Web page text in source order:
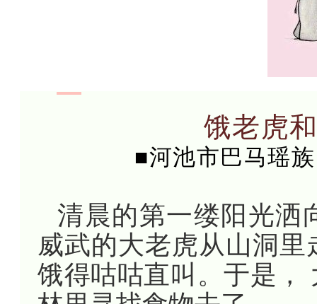
饿老虎
■河池市巴马瑶
清晨的第一缕阳光洒
威武的大老虎从山洞
饿得咕咕直叫。于是，